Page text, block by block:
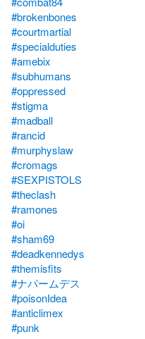
#brokenbones
#courtmartial
#specialduties
#amebix
#subhumans
#oppressed
#stigma
#madball
#rancid
#murphyslaw
#cromags
#SEXPISTOLS
#theclash
#ramones
#oi
#sham69
#deadkennedys
#themisfits
#ナパームデス
#poisonIdea
#anticlimex
#punk